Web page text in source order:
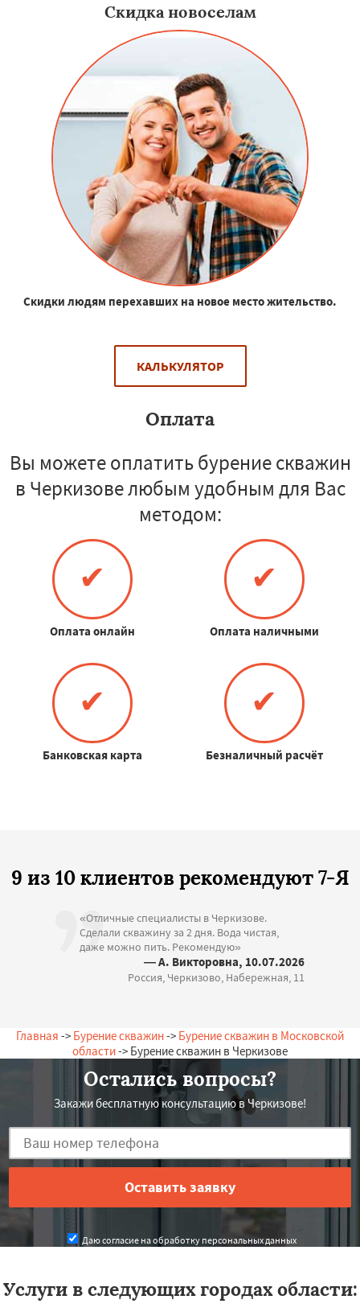
Скидка новоселам
Скидки людям перехавших на новое место жительство.
КАЛЬКУЛЯТОР
Оплата
Вы можете оплатить бурение скважин
в Черкизове любым удобным для Вас
методом:
✔
Оплата онлайн
✔
Оплата наличными
✔
Банковская карта
✔
Безналичный расчёт
9 из 10 клиентов рекомендуют 7-Я
«Отличные специалисты в Черкизове.
Сделали скважину за 2 дня. Вода чистая,
даже можно пить. Рекомендую»
— А. Викторовна, 10.07.2026
Россия, Черкизово, Набережная, 11
Главная -> Бурение скважин-> Бурение скважин в Московской
области-> Бурение скважин в Черкизове
Остались вопросы?
Закажи бесплатную консультацию в Черкизове!
Даю согласие на обработку персональных данных
Услуги в следующих городах области: